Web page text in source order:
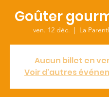
Goûter
ven. 12 déc.
  |
La
Aucun billet en
Voir d'autres